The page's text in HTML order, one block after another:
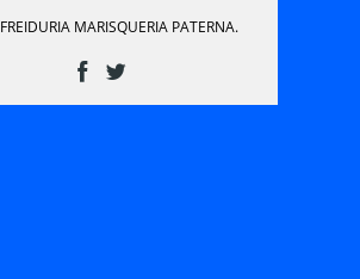
MARISQUERIA PATERNA.